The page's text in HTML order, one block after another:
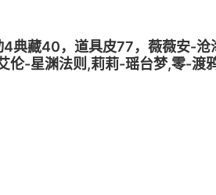
典藏40，道具皮77，薇薇安-
伦-星渊法则,莉莉-瑶台梦,零-渡
,薇薇安-雪莉杨,爱丽丝-梨花诗